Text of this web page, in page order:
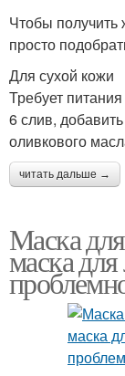
Чтобы
просто
Для сухой кожи
Требует
6 слив,
оливкового
читать дальше →
Маска
маска